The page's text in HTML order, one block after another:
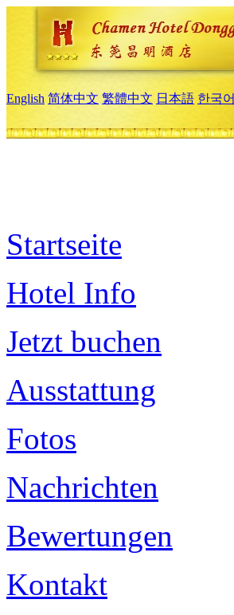
English 简体中文 繁體中文 日本語 한국어
Startseite
Hotel Info
Jetzt buchen
Ausstattung
Fotos
Nachrichten
Bewertungen
Kontakt